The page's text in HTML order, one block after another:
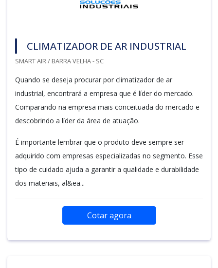
CLIMATIZADOR DE AR INDUSTRIAL
SMART AIR / BARRA VELHA - SC
Quando se deseja procurar por climatizador de ar
industrial, encontrará a empresa que é líder do mercado.
Comparando na empresa mais conceituada do mercado e
descobrindo a líder da área de atuação.
É importante lembrar que o produto deve sempre ser
adquirido com empresas especializadas no segmento. Esse
tipo de cuidado ajuda a garantir a qualidade e durabilidade
dos materiais, al&ea...
Cotar agora